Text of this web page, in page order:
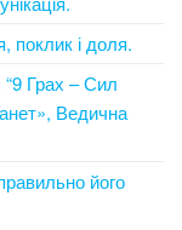
поклик і доля.
“9 Грах – Сил
Ведична
його